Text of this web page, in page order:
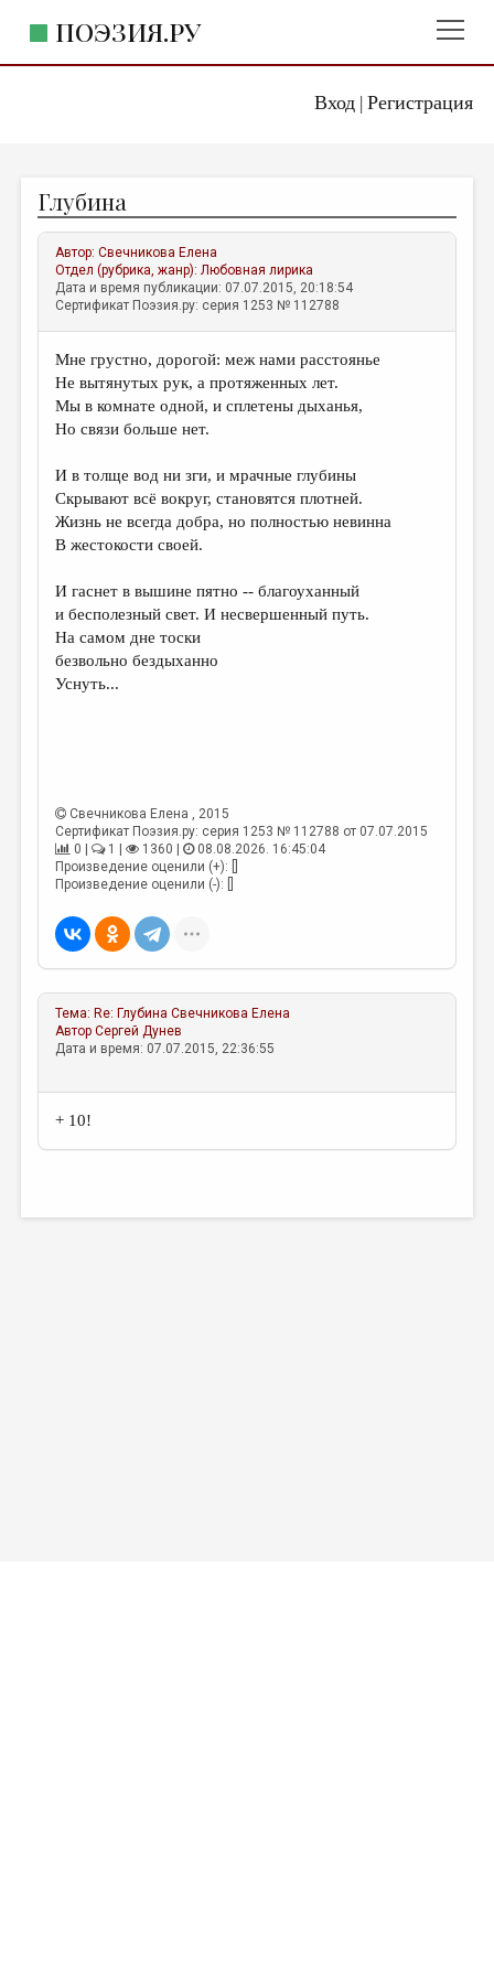
Вход| Регистрация
ПОЭЗИЯ.РУ
ЖАНРЫ
АВТОРЫ
КОММЕНТАРИИ
ЛИТСАЛОН
НОВОСТИ
ПРАВИЛА САЙТА
ИЗБРАННОЕ
ДАЙДЖЕСТ
ПЕРЕВОДЫ
КОНКУРСЫ
ДЕТСКАЯ КОМНАТА
ОБЪЯВЛЕНИЯ
КОЛОНКА РЕДАКТОРА
РЕДКОЛЛЕГИЯ
ОТ РЕДАКЦИИ
МАЛАЯ ПРОЗА
ЭССЕИСТИКА
КУЛЬТУРОВЕДЕНИЕ
ПУБЛИЦИСТИКА
Глубина
Автор:Свечникова Елена
Отдел (рубрика, жанр):Любовная лирика
Дата и время публикации: 07.07.2015, 20:18:54
Сертификат Поэзия.ру: серия 1253 № 112788
Мне грустно, дорогой: меж нами расстоянье
Не вытянутых рук, а протяженных лет.
Мы в комнате одной, и сплетены дыханья,
Но связи больше нет.
И в толще вод ни зги, и мрачные глубины
Скрывают всё вокруг, становятся плотней.
Жизнь не всегда добра, но полностью невинна
В жестокости своей.
И гаснет в вышине пятно -- благоуханный
и бесполезный свет. И несвершенный путь.
На самом дне тоски
безвольно бездыханно
Уснуть...
Свечникова Елена , 2015
Сертификат Поэзия.ру: серия 1253 № 112788 от 07.07.2015
0 |
1 | 1360 |
08.08.2026. 16:45:04
Произведение оценили (+): []
Произведение оценили (-): []
Тема: Re: Глубина Свечникова Елена
АвторСергей Дунев
Дата и время: 07.07.2015, 22:36:55
+ 10!